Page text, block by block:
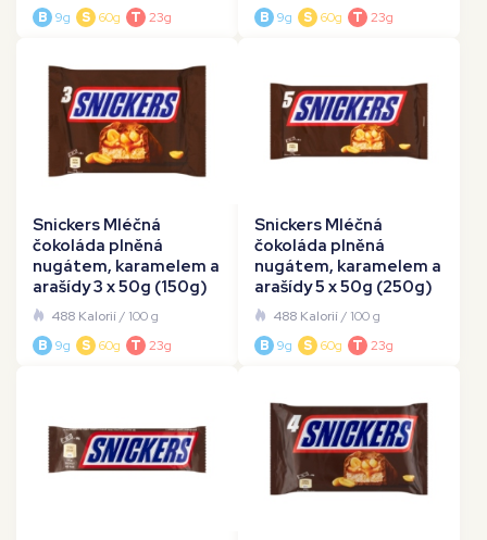
B 9g S 60g T 23g
B 9g S 60g T 23g
Snickers Mléčná
čokoláda plněná
nugátem, karamelem a
arašídy 3 x 50g (150g)
488 Kalorií/ 100 g
B 9g S 60g T 23g
Snickers Mléčná
čokoláda plněná
nugátem, karamelem a
arašídy 5 x 50g (250g)
488 Kalorií/ 100 g
B 9g S 60g T 23g